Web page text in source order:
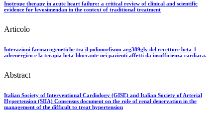
Inotrope therapy in acute heart failure: a critical review of clinical and scientific
evidence for levosimendan in the context of traditional treatment
Articolo
Interazioni farmacogenetiche tra il polimorfismo arg389gly del recettore beta-1
adrenergico e la terapia beta-bloccante nei pazienti affetti da insufficienza cardiaca.
Abstract
Italian Society of Interventional Cardiology (GISE) and Italian Society of Arterial
Hypertension (SIIA) Consensus document on the role of renal denervation in the
management of the difficult to treat hypertension